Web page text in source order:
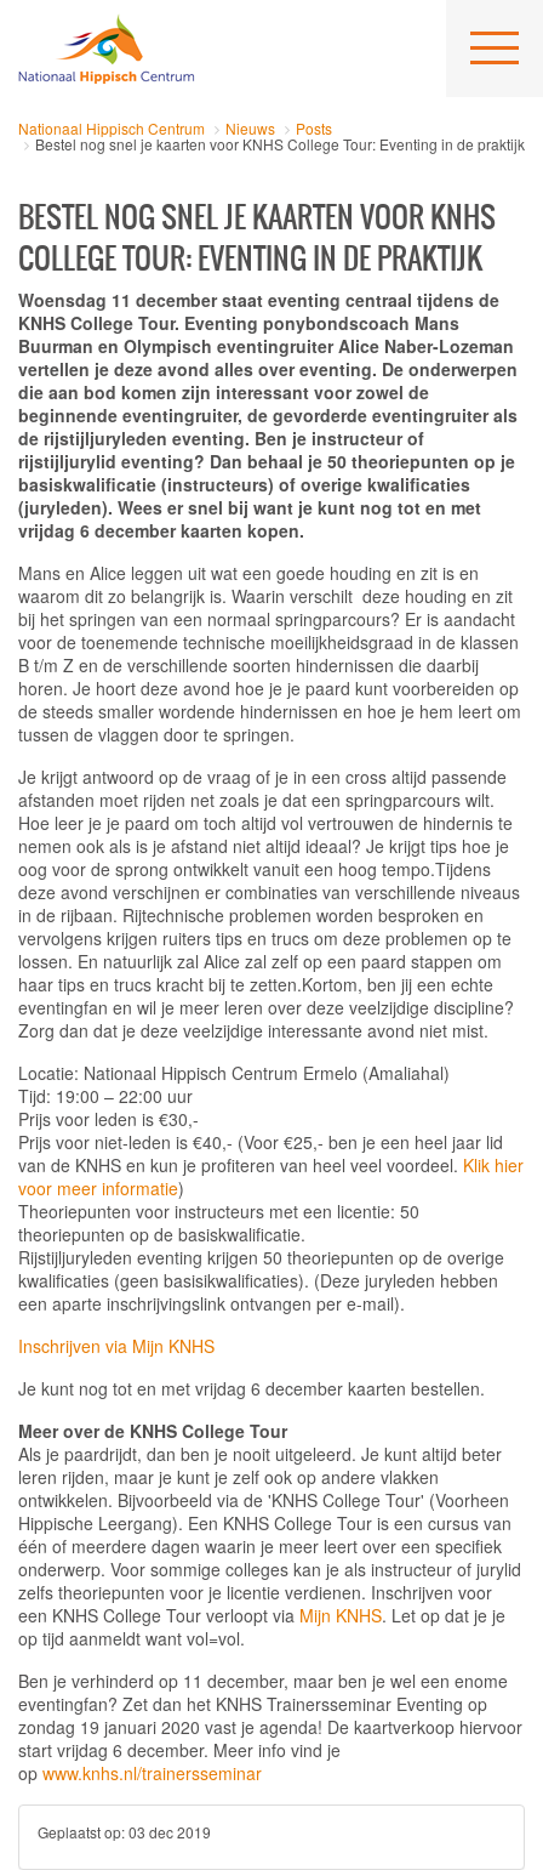
Nationaal Hippisch Centrum Nieuws Posts
Bestel nog snel je kaarten voor KNHS College Tour: Eventing in de praktijk
BESTEL NOG SNEL JE KAARTEN VOOR KNHS
COLLEGE TOUR: EVENTING IN DE PRAKTIJK
Woensdag 11 december staat eventing centraal tijdens de
KNHS College Tour. Eventing ponybondscoach Mans
Buurman en Olympisch eventingruiter Alice Naber-Lozeman
vertellen je deze avond alles over eventing. De onderwerpen
die aan bod komen zijn interessant voor zowel de
beginnende eventingruiter, de gevorderde eventingruiter als
de rijstijljuryleden eventing. Ben je instructeur of
rijstijljurylid eventing? Dan behaal je 50 theoriepunten op je
basiskwalificatie (instructeurs) of overige kwalificaties
(juryleden). Wees er snel bij want je kunt nog tot en met
vrijdag 6 december kaarten kopen.
Mans en Alice leggen uit wat een goede houding en zit is en
waarom dit zo belangrijk is. Waarin verschilt deze houding en zit
bij het springen van een normaal springparcours? Er is aandacht
voor de toenemende technische moeilijkheidsgraad in de klassen
B t/m Z en de verschillende soorten hindernissen die daarbij
horen. Je hoort deze avond hoe je je paard kunt voorbereiden op
de steeds smaller wordende hindernissen en hoe je hem leert om
tussen de vlaggen door te springen.
Je krijgt antwoord op de vraag of je in een cross altijd passende
afstanden moet rijden net zoals je dat een springparcours wilt.
Hoe leer je je paard om toch altijd vol vertrouwen de hindernis te
nemen ook als is je afstand niet altijd ideaal? Je krijgt tips hoe je
oog voor de sprong ontwikkelt vanuit een hoog tempo.Tijdens
deze avond verschijnen er combinaties van verschillende niveaus
in de rijbaan. Rijtechnische problemen worden besproken en
vervolgens krijgen ruiters tips en trucs om deze problemen op te
lossen. En natuurlijk zal Alice zal zelf op een paard stappen om
haar tips en trucs kracht bij te zetten.Kortom, ben jij een echte
eventingfan en wil je meer leren over deze veelzijdige discipline?
Zorg dan dat je deze veelzijdige interessante avond niet mist.
Locatie: Nationaal Hippisch Centrum Ermelo (Amaliahal)
Tijd: 19:00 – 22:00 uur
Prijs voor leden is €30,-
Prijs voor niet-leden is €40,- (Voor €25,- ben je een heel jaar lid
van de KNHS en kun je profiteren van heel veel voordeel. Klik hier
voor meer informatie)
Theoriepunten voor instructeurs met een licentie: 50
theoriepunten op de basiskwalificatie.
Rijstijljuryleden eventing krijgen 50 theoriepunten op de overige
kwalificaties (geen basisikwalificaties). (Deze juryleden hebben
een aparte inschrijvingslink ontvangen per e-mail).
Inschrijven via Mijn KNHS
Je kunt nog tot en met vrijdag 6 december kaarten bestellen.
Meer over de KNHS College Tour
Als je paardrijdt, dan ben je nooit uitgeleerd. Je kunt altijd beter
leren rijden, maar je kunt je zelf ook op andere vlakken
ontwikkelen. Bijvoorbeeld via de 'KNHS College Tour' (Voorheen
Hippische Leergang). Een KNHS College Tour is een cursus van
één of meerdere dagen waarin je meer leert over een specifiek
onderwerp. Voor sommige colleges kan je als instructeur of jurylid
zelfs theoriepunten voor je licentie verdienen. Inschrijven voor
een KNHS College Tour verloopt via Mijn KNHS. Let op dat je je
op tijd aanmeldt want vol=vol.
Ben je verhinderd op 11 december, maar ben je wel een enome
eventingfan? Zet dan het KNHS Trainersseminar Eventing op
zondag 19 januari 2020 vast je agenda! De kaartverkoop hiervoor
start vrijdag 6 december. Meer info vind je
op www.knhs.nl/trainersseminar
Geplaatst op:03 dec 2019